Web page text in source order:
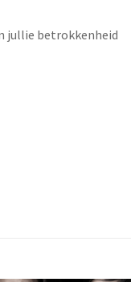
jullie betrokkenheid